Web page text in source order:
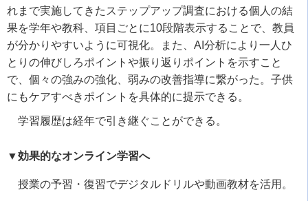
れまで実施してきたステップアップ調査における個人の結
果を学年や教科、項目ごとに10段階表示することで、教員
が分かりやすいように可視化。また、 AI 分析により一人ひ
とりの伸びしろポイントや振り返りポイントを示すこと
で、個々の強みの強化、弱みの改善指導に繋がった。子供
にもケアすべきポイントを具体的に提示できる。
学習履歴は経年で引き継ぐことができる。
▼効果的なオンライン学習へ
授業の予習・復習でデジタルドリルや動画教材を活用。